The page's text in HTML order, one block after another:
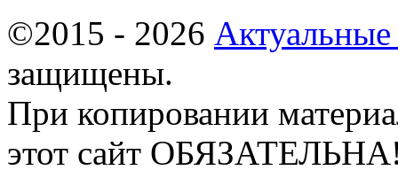
©2015 - 2026
защищены.
При копировании
этот сайт